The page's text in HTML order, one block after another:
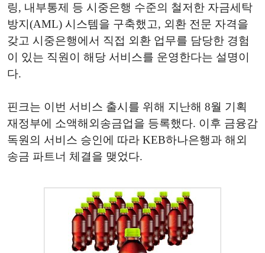
링, 내부통제 등 시중은행 수준의 철저한 자금세탁
방지(AML) 시스템을 구축했고, 외환 전문 자격을
갖고 시중은행에서 직접 외환 업무를 담당한 경험
이 있는 직원이 해당 서비스를 운영한다는 설명이
다.
핀크는 이번 서비스 출시를 위해 지난해 8월 기획
재정부에 소액해외송금업을 등록했다. 이후 금융감
독원의 서비스 승인에 따라 KEB하나은행과 해외
송금 파트너 체결을 맺었다.